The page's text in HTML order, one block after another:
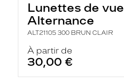
Lunettes de vue
Alternance
ALT21105 300 BRUN CLAIR
À partir de
30,00 €